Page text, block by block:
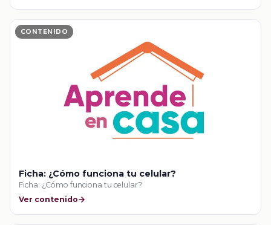
CONTENIDO
Ficha: ¿Cómo funciona tu celular?
Ficha: ¿Cómo funciona tu celular?
Ver contenido